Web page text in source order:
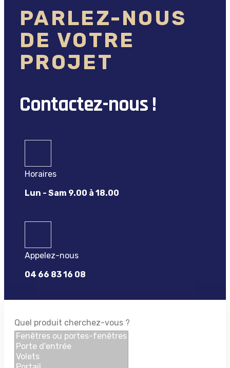
PARLEZ-NOUS
DE VOTRE
PROJET
Contactez-nous !
Horaires
Lun - Sam 9.00 à 18.00
Appelez-nous
04 66 83 16 08
Quel produit cherchez-vous ?